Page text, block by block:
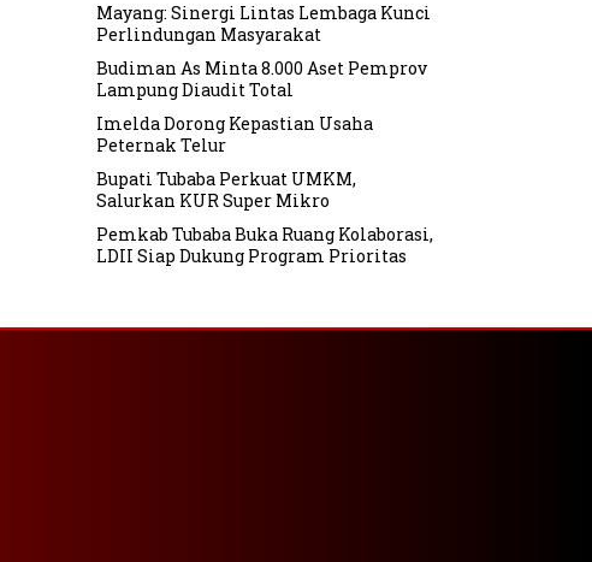
Mayang: Sinergi Lintas Lembaga Kunci
Perlindungan Masyarakat
Budiman As Minta 8.000 Aset Pemprov
Lampung Diaudit Total
Imelda Dorong Kepastian Usaha
Peternak Telur
Bupati Tubaba Perkuat UMKM,
Salurkan KUR Super Mikro
Pemkab Tubaba Buka Ruang Kolaborasi,
LDII Siap Dukung Program Prioritas